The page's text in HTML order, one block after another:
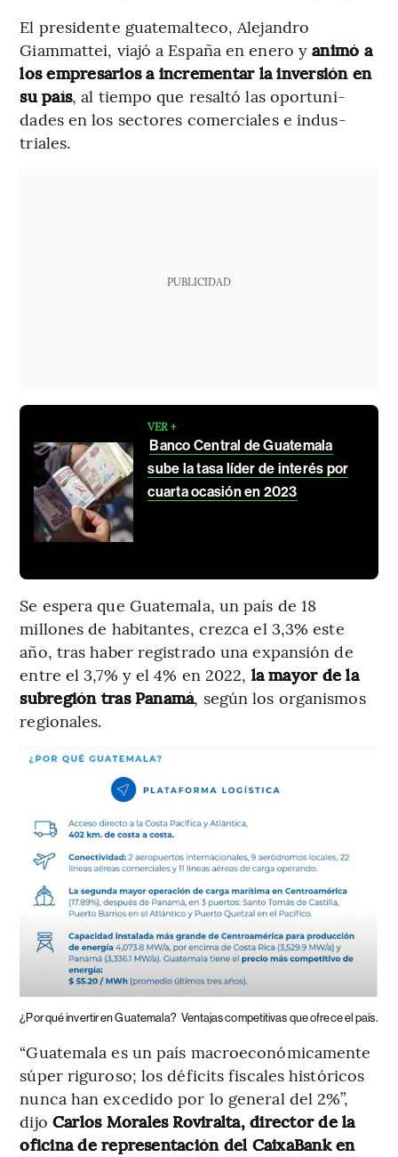
El presidente gua­te­mal­teco, Alejandro
Giammattei, viajó a España en enero yanimó a
los empresarios a in­cre­mentar la in­ver­sión en
su país, al tiempo que resaltó las opor­tu­ni­
dades en los sec­tores co­mer­ciales e in­dus­
triales.
PUBLICIDAD
VER +
Banco Central de Guatemala
sube la tasa líder de interés por
cuarta ocasión en 2023
Se espera que Guatemala, un país de 18
millones de habitantes, crezca el 3,3% este
año, tras haber registrado una expansión de
entre el 3,7% y el 4% en 2022, la mayor de la
subregión tras Panamá, según los organismos
regionales.
¿Por qué invertir en Guatemala? Ventajas competitivas que ofrece el país.
“Guatemala es un país macroeconómicamente
súper riguroso; los déficits fiscales históricos
nunca han excedido por lo general del 2%”,
dijo Carlos Morales Roviralta, director de la
oficina de representación del CaixaBank en